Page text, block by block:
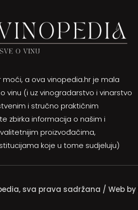
moći, a ova vinopedia.hr je mala
vinu (i uz vinogradarstvo i vinarstvo
i stručno praktičnim
zbirka informacija o našim i
proizvođačima,
koje u tome sudjeluju)
sva prava sadržana / Web by